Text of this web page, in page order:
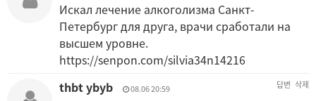
Искал лечение алкоголизма Санкт-
Петербург для друга, врачи сработали на
высшем уровне.
https://senpon.com/silvia34n14216
thbt ybyb
08.06 20:59 답변 삭제